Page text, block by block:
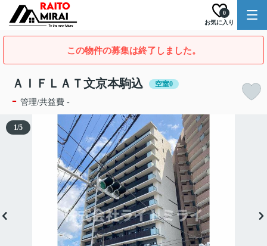
お気に入り
0
この物件の募集は終了しました。
ＡＩＦＬＡＴ文京本駒込 空室0
- 管理/共益費 -
1/5